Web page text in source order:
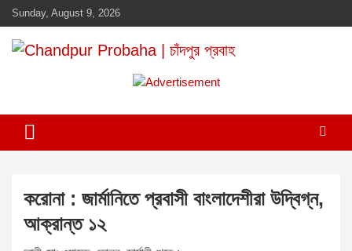
Skip
to
content
Sunday, August 9, 2026
Chandpur Probaha | চাঁদপুর প্রবাহ
v
e
i
s
e
করোনা : জার্মানিতে প্রবাসী বাংলাদেশীরা উদ্বিগ্ন,
আক্রান্ত ১২